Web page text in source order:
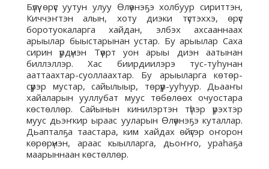
Бүлүү өрүс уутун улуу Өлүөнэҕэ холбуур сириттэн,
Киччэҥтэн алын, хоту диэки түстэххэ, өрүс
боротуокаларга хайдан, элбэх ахсааннаах
арыылар быыстарынан устар. Бу арыылар Саха
сирин үрдүнэн Түөрт уон арыы диэн аатынан
биллэллэр. Хас биирдиилэрэ тус-туһунан
ааттаахтар-суоллаахтар. Бу арыыларга көтөр-
сүүрэр мустар, сайылыыр, төрүүр-ууһуур. Дьааҥы
хайаларын ууллубат муус төбөлөөх очуостара
көстөллөр. Сайынын кинилэртэн түһэр үрэхтэр
муус дьэҥкир ыраас ууларын Өлүөнэҕэ куталлар.
Дьапталҕа таастара, ким хайдах өйүгэр оҥорон
көрөрүнэн, араас кыылларга, дьоҥҥо, ураһаҕа
маарыннаан көстөллөр.